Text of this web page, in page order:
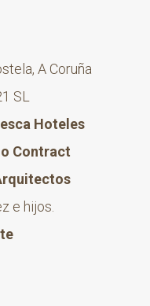
A Coruña
SL
Hoteles
Contract
e hijos.